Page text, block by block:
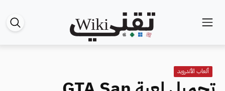
ألعاب الأندرويد